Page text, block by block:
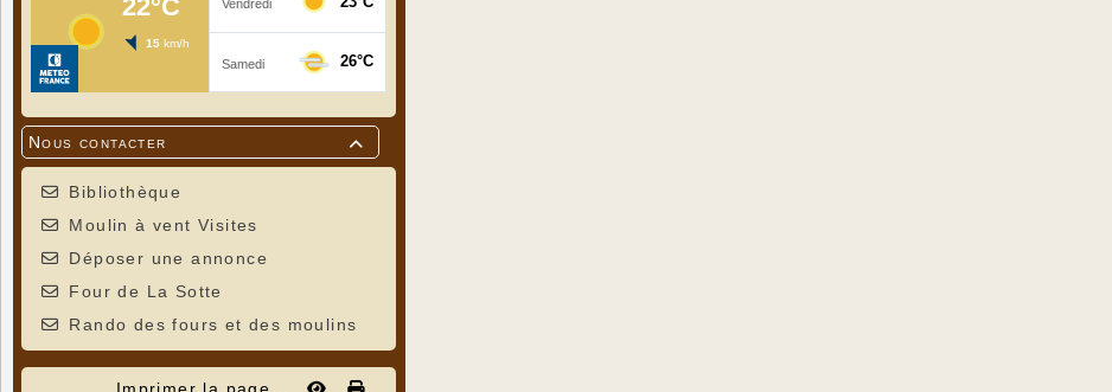

Nous contacter
Bibliothèque
Moulin à vent Visites
Déposer une annonce
Four de La Sotte
Rando des fours et des moulins